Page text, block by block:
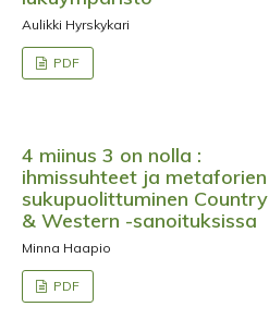
Aulikki Hyrskykari
PDF
4 miinus 3 on nolla :
ihmissuhteet ja metaforien
sukupuolittuminen Country
& Western -sanoituksissa
Minna Haapio
PDF